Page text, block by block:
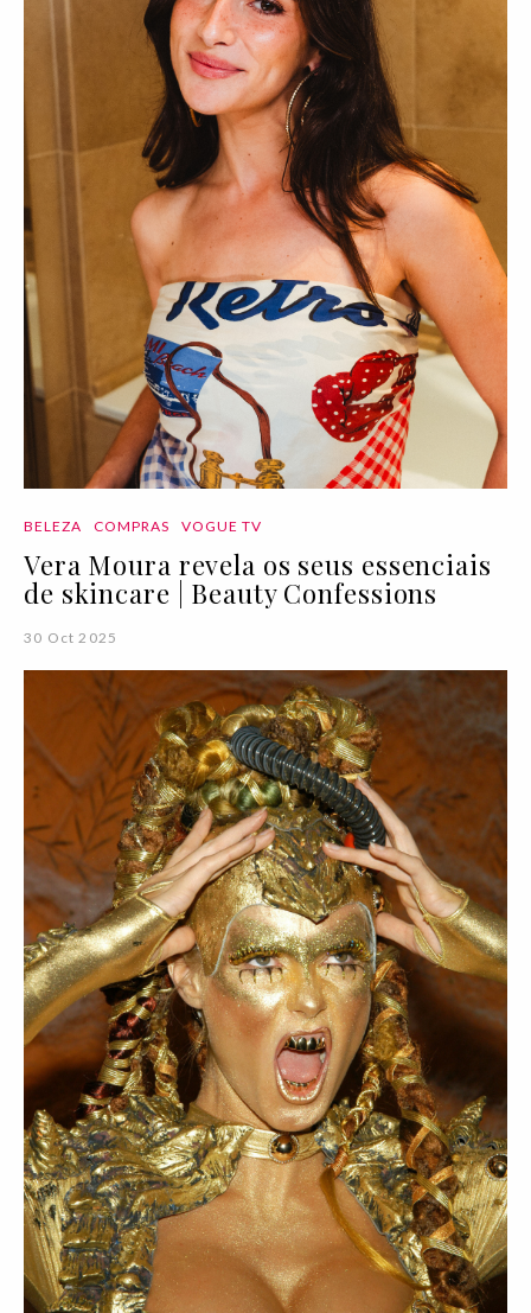
BELEZA COMPRAS VOGUE TV
Vera Moura revela os seus essenciais
de skincare | Beauty Confessions
30 Oct 2025